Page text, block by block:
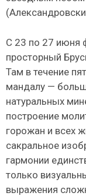
С 23 по 27 июня
просторный
Там в течение
мандалу —
натуральных
построение
горожан и всех
сакральное
гармонии
только
выражения